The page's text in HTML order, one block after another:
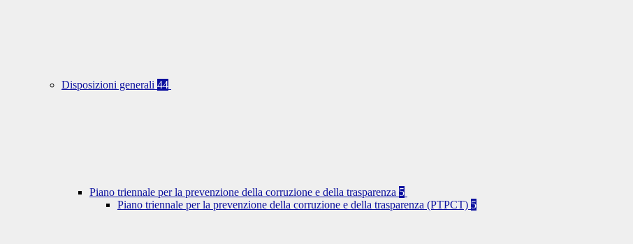
Disposizioni generali 44
Piano triennale per la prevenzione della corruzione e della trasparenza 5
Piano triennale per la prevenzione della corruzione e della trasparenza (PTPCT) 5